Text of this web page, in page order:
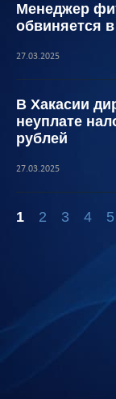
Менеджер
обвиняется
27.03.2025
В Хакасии
неуплате
рублей
27.03.2025
1 2 3 4 5